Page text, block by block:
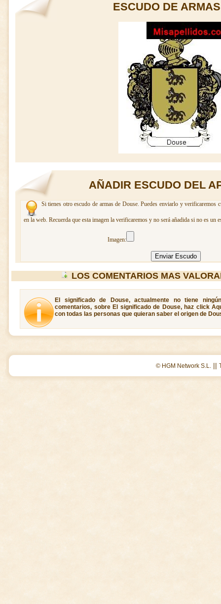
ESCUDO DE
AÑADIR ESCUDO DEL
Si tienes otro escudo de armas de Douse. Puedes enviarlo y verificaremos
en la web. Recuerda que esta imagen la verificaremos y no será añadida si no es un
Imagen:
LOS COMENTARIOS MAS
El significado de Douse, actualmente no tiene
comentarios, sobre El significado de Douse, haz click
con todas las personas que quieran saber el origen de
© HGM Network S.L. ||